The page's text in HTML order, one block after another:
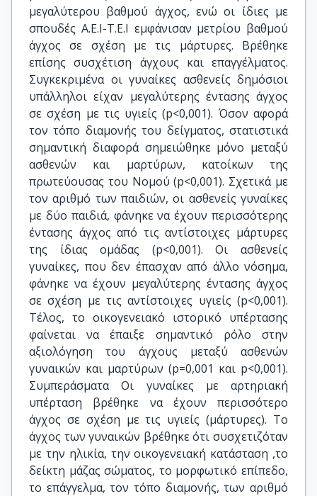
μεγαλύτερου βαθμού άγχος, ενώ οι ίδιες με
σπουδές Α.Ε.Ι-Τ.Ε.Ι εμφάνισαν μετρίου βαθμού
άγχος σε σχέση με τις μάρτυρες. Βρέθηκε
επίσης συσχέτιση άγχους και επαγγέλματος.
Συγκεκριμένα οι γυναίκες ασθενείς δημόσιοι
υπάλληλοι είχαν μεγαλύτερης έντασης άγχος
σε σχέση με τις υγιείς (p<0,001). Όσον αφορά
τον τόπο διαμονής του δείγματος, στατιστικά
σημαντική διαφορά σημειώθηκε μόνο μεταξύ
ασθενών και μαρτύρων, κατοίκων της
πρωτεύουσας του Νομού (p<0,001). Σχετικά με
τον αριθμό των παιδιών, οι ασθενείς γυναίκες
με δύο παιδιά, φάνηκε να έχουν περισσότερης
έντασης άγχος από τις αντίστοιχες μάρτυρες
της ίδιας ομάδας (p<0,001). Οι ασθενείς
γυναίκες, που δεν έπασχαν από άλλο νόσημα,
φάνηκε να έχουν μεγαλύτερης έντασης άγχος
σε σχέση με τις αντίστοιχες υγιείς (p<0,001).
Τέλος, το οικογενειακό ιστορικό υπέρτασης
φαίνεται να έπαιξε σημαντικό ρόλο στην
αξιολόγηση του άγχους μεταξύ ασθενών
γυναικών και μαρτύρων (p=0,001 και p<0,001).
Συμπεράσματα Οι γυναίκες με αρτηριακή
υπέρταση βρέθηκε να έχουν περισσότερο
άγχος σε σχέση με τις υγιείς (μάρτυρες). Το
άγχος των γυναικών βρέθηκε ότι συσχετιζόταν
με την ηλικία, την οικογενειακή κατάσταση ,το
δείκτη μάζας σώματος, το μορφωτικό επίπεδο,
το επάγγελμα, τον τόπο διαμονής, των αριθμό